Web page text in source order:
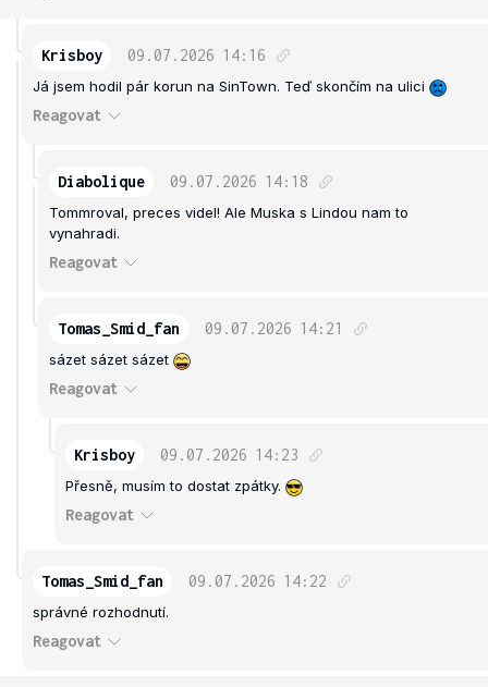
Krisboy 09.07.2026 14:16
Já jsem hodil pár korun na SinTown. Teď skončím na ulici
Reagovat
Diabolique 09.07.2026 14:18
Tommroval, preces videl! Ale Muska s Lindou nam to
vynahradi.
Reagovat
Tomas_Smid_fan 09.07.2026 14:21
sázet sázet sázet
Reagovat
Krisboy 09.07.2026 14:23
Přesně, musím to dostat zpátky.
Reagovat
Tomas_Smid_fan 09.07.2026 14:22
správné rozhodnutí.
Reagovat